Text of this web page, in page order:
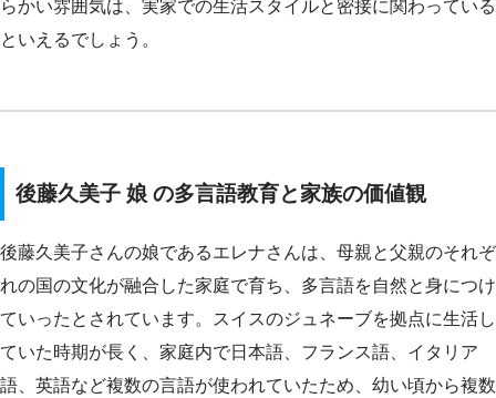
らかい雰囲気は、実家での生活スタイルと密接に関わっている
といえるでしょう。
後藤久美子 娘 の多言語教育と家族の価値観
後藤久美子さんの娘であるエレナさんは、母親と父親のそれぞ
れの国の文化が融合した家庭で育ち、多言語を自然と身につけ
ていったとされています。スイスのジュネーブを拠点に生活し
ていた時期が長く、家庭内で日本語、フランス語、イタリア
語、英語など複数の言語が使われていたため、幼い頃から複数